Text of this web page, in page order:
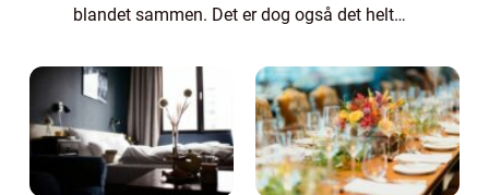
blandet sammen. Det er dog også det helt